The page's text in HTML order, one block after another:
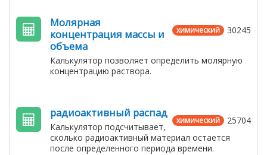
30245
химический
Молярная
концентрация массы и
объема
Калькулятор позволяет определить молярную
концентрацию раствора.
25704
химический
радиоактивный распад
Калькулятор подсчитывает,
сколько радиоактивный материал остается
после определенного периода времени.